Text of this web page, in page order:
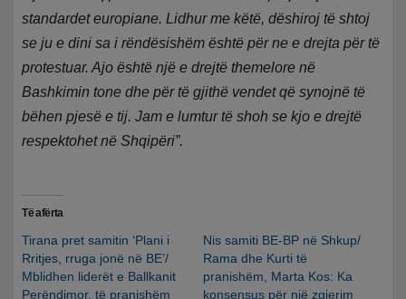
standardet europiane. Lidhur me këtë, dëshiroj të shtoj
se ju e dini sa i rëndësishëm është për ne e drejta për të
protestuar. Ajo është një e drejtë themelore në
Bashkimin tone dhe për të gjithë vendet që synojnë të
bëhen pjesë e tij. Jam e lumtur të shoh se kjo e drejtë
respektohet në Shqipëri”.
Të afërta
Tirana pret samitin ‘Plani i
Rritjes, rruga jonë në BE’/
Mblidhen liderët e Ballkanit
Perëndimor, të pranishëm
Nis samiti BE-BP në Shkup/
Rama dhe Kurti të
pranishëm, Marta Kos: Ka
konsensus për një zgjerim